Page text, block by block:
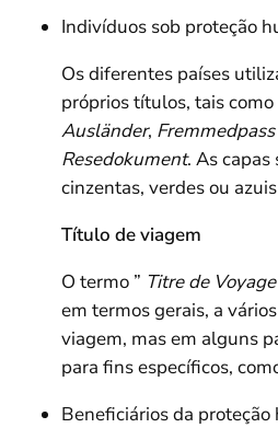
Indivíduos sob proteção
Os diferentes países
próprios títulos, tais como
Ausländer, Fremmedpass
Resedokument. As
cinzentas, verdes ou azuis
Título de viagem
O termo ” Titre de Voyage
em termos gerais, a
viagem, mas em alguns
para fins específicos,
Beneficiários da